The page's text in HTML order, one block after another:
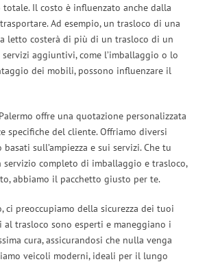
Il costo è influenzato anche dalla
Ad esempio, un trasloco di una
letto costerà di più di un trasloco di un
aggiuntivi, come l’imballaggio o lo
dei mobili, possono influenzare il
offre una quotazione personalizzata
specifiche del cliente. Offriamo diversi
sull’ampiezza e sui servizi. Che tu
completo di imballaggio e trasloco,
abbiamo il pacchetto giusto per te.
ci preoccupiamo della sicurezza dei tuoi
trasloco sono esperti e maneggiano i
cura, assicurandosi che nulla venga
veicoli moderni, ideali per il lungo